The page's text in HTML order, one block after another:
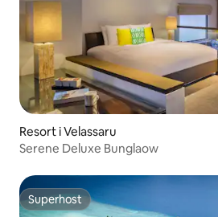
Resort i Velassaru
Serene Deluxe Bunglaow
Superhost
Superhost